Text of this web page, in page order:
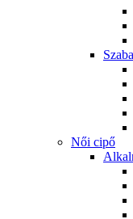
Női cipő